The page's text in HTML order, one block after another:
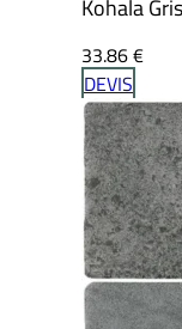
Kohala Gris
33.86€
DEVIS